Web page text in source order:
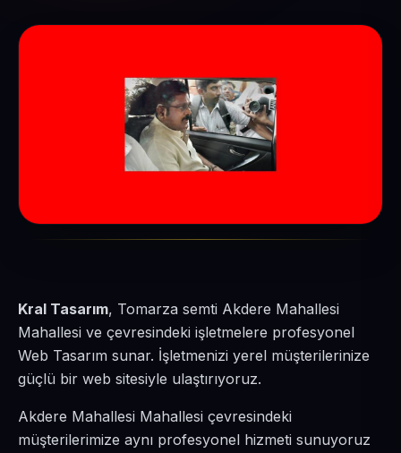
Kral Tasarım, Tomarza semti Akdere Mahallesi
Mahallesi ve çevresindeki işletmelere profesyonel
Web Tasarım sunar. İşletmenizi yerel müşterilerinize
güçlü bir web sitesiyle ulaştırıyoruz.
Akdere Mahallesi Mahallesi çevresindeki
müşterilerimize aynı profesyonel hizmeti sunuyoruz